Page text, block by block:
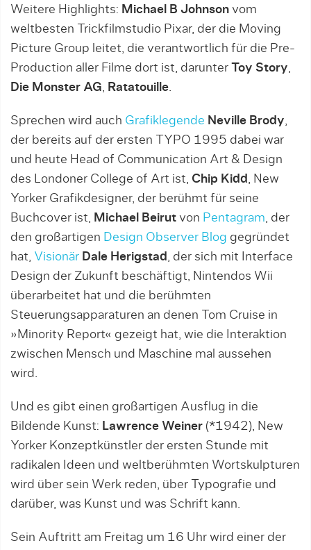
Weitere Highlights: Michael B Johnson vom
weltbesten Trickfilmstudio Pixar, der die Moving
Picture Group leitet, die verantwortlich für die Pre-
Production aller Filme dort ist, darunter Toy Story,
Die Monster AG, Ratatouille.
Sprechen wird auch Grafiklegende Neville Brody,
der bereits auf der ersten TYPO 1995 dabei war
und heute Head of Communication Art & Design
des Londoner College of Art ist, Chip Kidd , New
Yorker Grafikdesigner, der berühmt für seine
Buchcover ist, Michael Beirut von Pentagram, der
den großartigen Design Observer Blog gegründet
hat, Visionär Dale Herigstad , der sich mit Interface
Design der Zukunft beschäftigt, Nintendos Wii
überarbeitet hat und die berühmten
Steuerungsapparaturen an denen Tom Cruise in
»Minority Report« gezeigt hat, wie die Interaktion
zwischen Mensch und Maschine mal aussehen
wird.
Und es gibt einen großartigen Ausflug in die
Bildende Kunst: Lawrence Weiner (*1942), New
Yorker Konzeptkünstler der ersten Stunde mit
radikalen Ideen und weltberühmten Wortskulpturen
wird über sein Werk reden, über Typografie und
darüber, was Kunst und was Schrift kann.
Sein Auftritt am Freitag um 16 Uhr wird einer der